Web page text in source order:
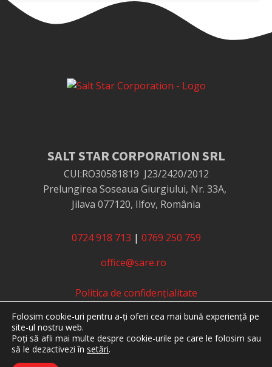
SALT STAR CORPORATION SRL
CUI:RO30581819 J23/2420/2012
Prelungirea Soseaua Giurgiului, Nr. 33A,
Jilava 077120, Ilfov, România
0724 918 713 | 0769 250 759
office@sare.ro
Politica de confidențialitate
Termeni și condiții
Protecția consumatorilor - ANPC
Soluționarea online a litigiilor - SOL
Folosim cookie-uri pentru a-ți oferi cea mai bună experiență pe
site-ul nostru web.
Poți să afli mai multe despre cookie-urile pe care le folosim sau
să le dezactivezi în setări.